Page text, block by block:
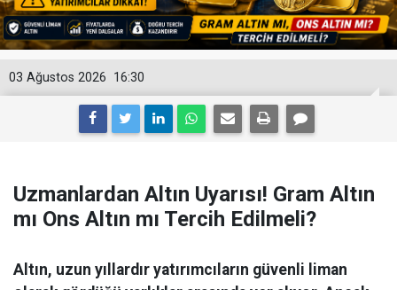
16:30
03 Ağustos 2026
Uzmanlardan Altın Uyarısı! Gram Altın
mı Ons Altın mı Tercih Edilmeli?
Altın, uzun yıllardır yatırımcıların güvenli liman